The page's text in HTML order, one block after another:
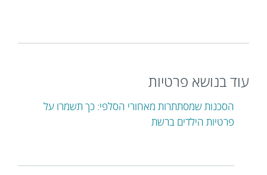
עוד בנושא פרטיות
הסכנות שמסתתרות מאחורי הסלפי: כך תשמרו על
פרטיות הילדים ברשת